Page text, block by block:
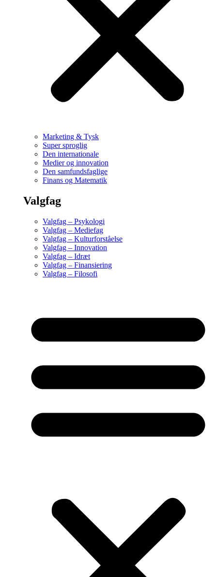
Marketing & Tysk
Super sproglig
Den internationale
Medier og innovation
Den samfundsfaglige
Finans og Matematik
Valgfag
Valgfag – Psykologi
Valgfag – Mediefag
Valgfag – Kulturforståelse
Valgfag – Innovation
Valgfag – Idræt
Valgfag – Finansiering
Valgfag – Filosofi